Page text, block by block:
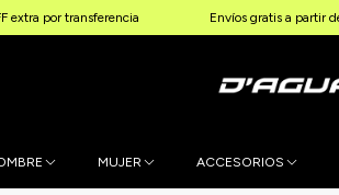
Envíos gratis a partir de $120.000
MUJER ACCESORIOS